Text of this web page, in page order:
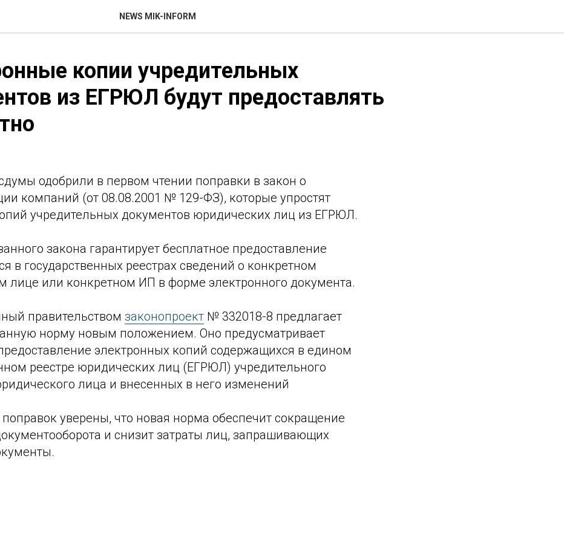
NEWS MIK-INFORM
копии учредительных
из ЕГРЮЛ будут предоставлять
одобрили в первом чтении поправки в закон о
компаний (от 08.08.2001 № 129-ФЗ), которые упростят
учредительных документов юридических лиц из ЕГРЮЛ.
закона гарантирует бесплатное предоставление
в государственных реестрах сведений о конкретном
лице или конкретном ИП в форме электронного документа.
правительством законопроект № 332018-8 предлагает
норму новым положением. Оно предусматривает
электронных копий содержащихся в едином
реестре юридических лиц (ЕГРЮЛ) учредительного
лица и внесенных в него изменений
уверены, что новая норма обеспечит сокращение
и снизит затраты лиц, запрашивающих